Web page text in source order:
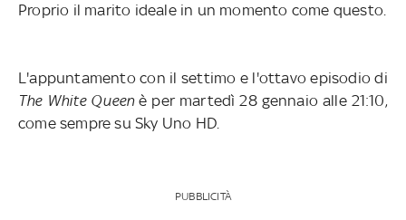
Proprio il marito ideale in un momento come questo.
L'appuntamento con il settimo e l'ottavo episodio di
The White Queenè per martedì 28 gennaio alle 21:10,
come sempre su Sky Uno HD.
PUBBLICITÀ